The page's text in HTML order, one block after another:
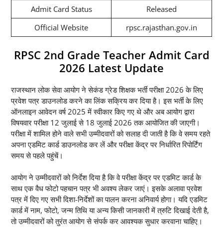
Admit Card Status
Released
Official Website
rpsc.rajasthan.gov.in
RPSC 2nd Grade Teacher Admit Card
2026 Latest Update
राजस्थान लोक सेवा आयोग ने सेकंड ग्रेड शिक्षक भर्ती परीक्षा 2026 के लिए
प्रवेश पत्र डाउनलोड करने का लिंक सक्रिय कर दिया है। इस भर्ती के लिए
ऑनलाइन आवेदन वर्ष 2025 में स्वीकार किए गए थे और अब आयोग द्वारा
विषयवार परीक्षा 12 जुलाई से 18 जुलाई 2026 तक आयोजित की जाएगी।
परीक्षा में शामिल होने वाले सभी उम्मीदवारों को सलाह दी जाती है कि वे समय रहते
अपना एडमिट कार्ड डाउनलोड कर लें और परीक्षा केंद्र पर निर्धारित रिपोर्टिंग
समय से पहले पहुंचें।
आयोग ने उम्मीदवारों को निर्देश दिया है कि वे परीक्षा केंद्र पर एडमिट कार्ड के
साथ एक वैध फोटो पहचान पत्र भी अवश्य लेकर जाएं। इसके अलावा प्रवेश
पत्र में दिए गए सभी दिशा-निर्देशों का पालन करना अनिवार्य होगा। यदि एडमिट
कार्ड में नाम, फोटो, जन्म तिथि या अन्य किसी जानकारी में त्रुटि दिखाई देती है,
तो उम्मीदवारों को तुरंत आयोग से संपर्क कर आवश्यक सुधार करवाना चाहिए।